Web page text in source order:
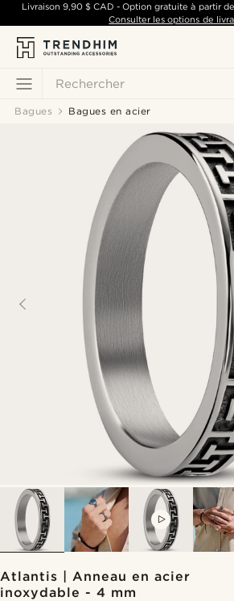
Rechercher
Livraison 9,90 $ CAD - Option gratuite à partir de
Consulter les options de
Bagues Bagues en acier
VIDEO
Atlantis | Anneau en acier
inoxydable - 4 mm